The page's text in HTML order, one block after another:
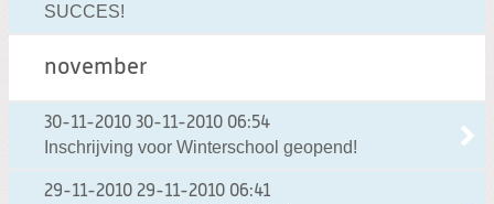
SUCCES!
november
30-11-2010 30-11-2010 06:54
Inschrijving voor Winterschool geopend!
29-11-2010 29-11-2010 06:41